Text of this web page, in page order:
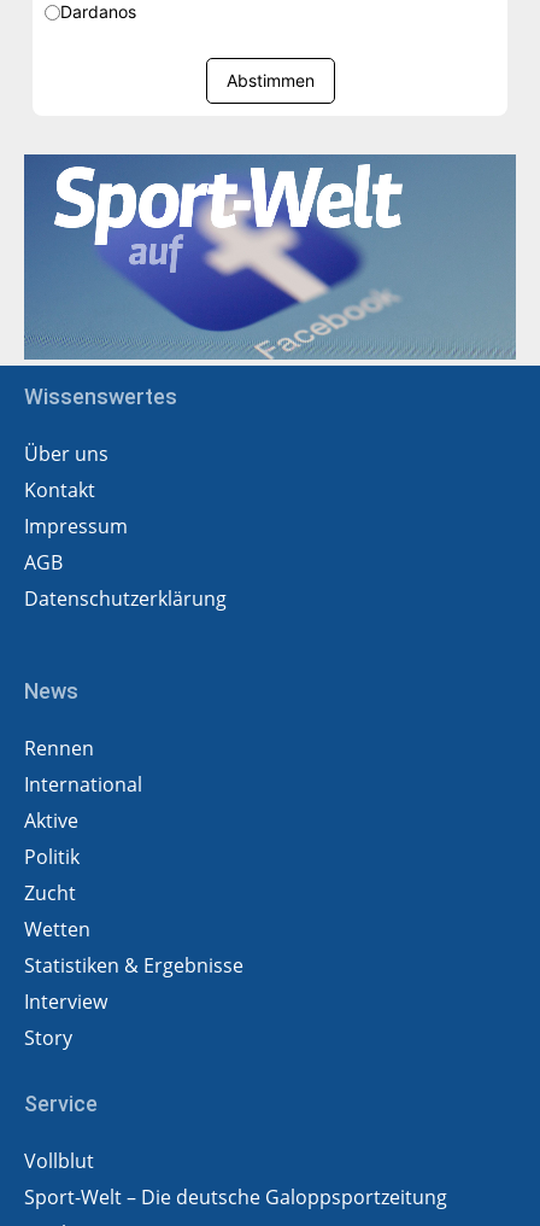
Dardanos
Abstimmen
Wissenswertes
Über uns
Kontakt
Impressum
AGB
Datenschutzerklärung
News
Rennen
International
Aktive
Politik
Zucht
Wetten
Statistiken & Ergebnisse
Interview
Story
Service
Vollblut
Sport-Welt – Die deutsche Galoppsportzeitung